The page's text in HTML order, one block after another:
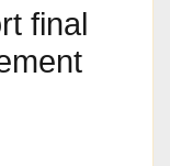
final